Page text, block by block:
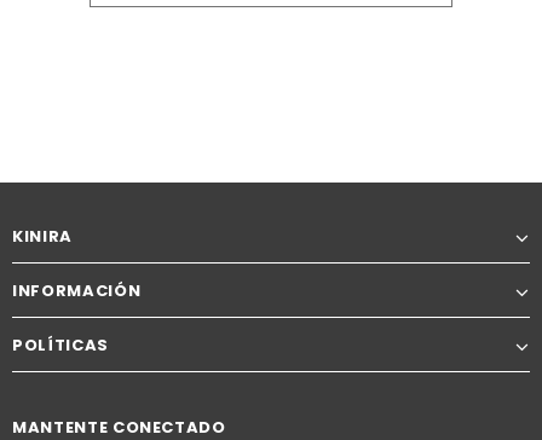
KINIRA
INFORMACIÓN
POLÍTICAS
MANTENTE CONECTADO